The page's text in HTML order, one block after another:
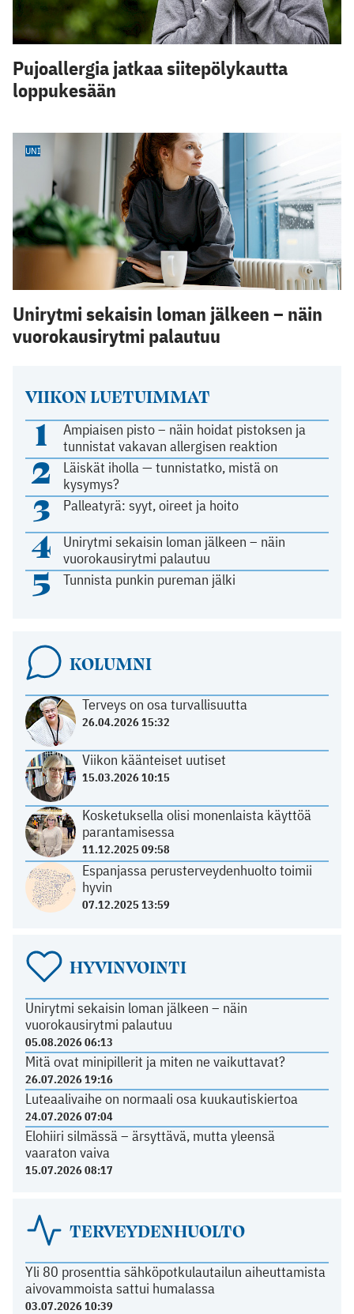
VIIKON LUETUIMMAT
1
Ampiaisen pisto – näin hoidat pistoksen ja
tunnistat vakavan allergisen reaktion
2
Läiskät iholla — tunnistatko, mistä on
kysymys?
3 Palleatyrä: syyt, oireet ja hoito
4
Unirytmi sekaisin loman jälkeen – näin
vuorokausirytmi palautuu
5 Tunnista punkin pureman jälki
KOLUMNI
Terveys on osa turvallisuutta
26.04.2026 15:32
Viikon käänteiset uutiset
15.03.2026 10:15
Kosketuksella olisi monenlaista käyttöä
parantamisessa
11.12.2025 09:58
Espanjassa perusterveydenhuolto toimii
hyvin
07.12.2025 13:59
HYVINVOINTI
Unirytmi sekaisin loman jälkeen – näin
vuorokausirytmi palautuu
05.08.2026 06:13
Mitä ovat minipillerit ja miten ne vaikuttavat?
26.07.2026 19:16
Luteaalivaihe on normaali osa kuukautiskiertoa
24.07.2026 07:04
Elohiiri silmässä – ärsyttävä, mutta yleensä
vaaraton vaiva
15.07.2026 08:17
TERVEYDENHUOLTO
Yli 80 prosenttia sähköpotkulautailun aiheuttamista
aivovammoista sattui humalassa
03.07.2026 10:39
Pujoallergia jatkaa siitepölykautta
loppukesään
UNI
Unirytmi sekaisin loman jälkeen – näin
vuorokausirytmi palautuu